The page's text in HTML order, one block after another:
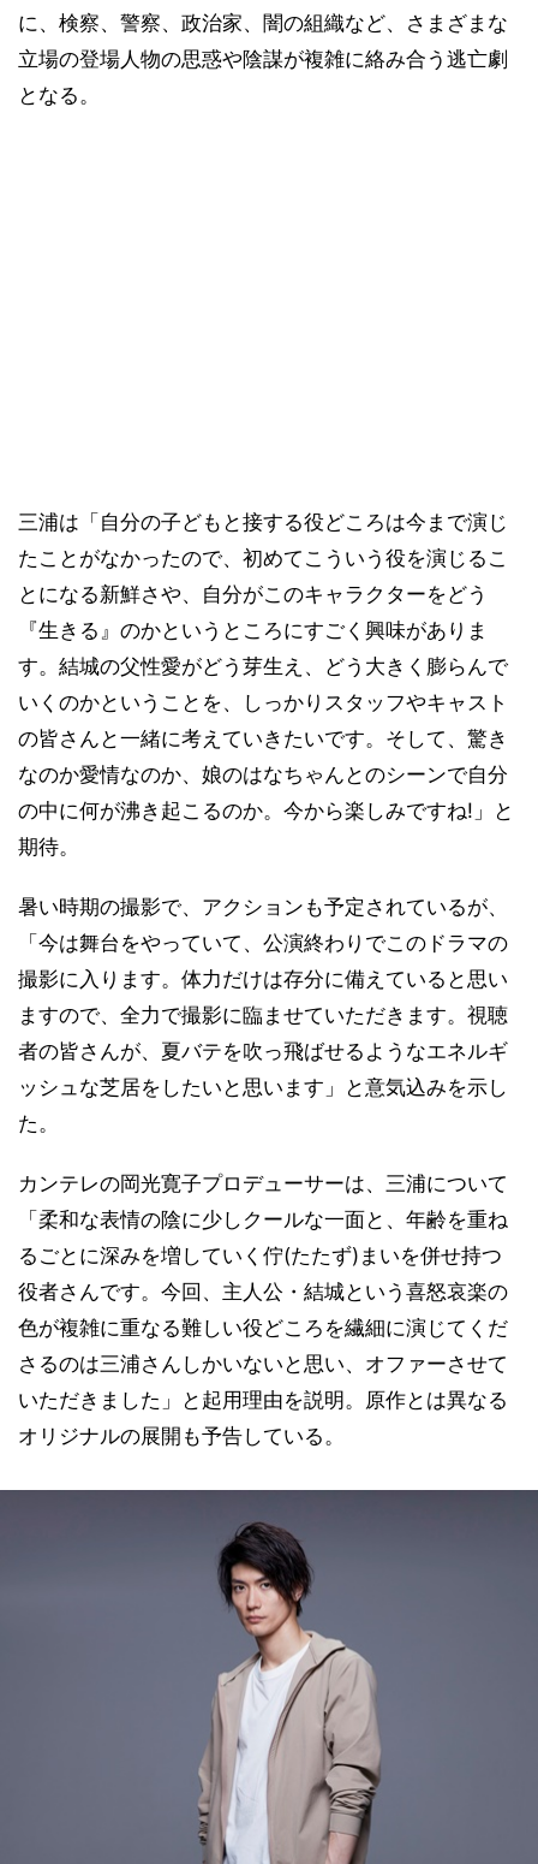
に、検察、警察、政治家、闇の組織など、さまざまな
立場の登場人物の思惑や陰謀が複雑に絡み合う逃亡劇
となる。
三浦は「自分の子どもと接する役どころは今まで演じ
たことがなかったので、初めてこういう役を演じるこ
とになる新鮮さや、自分がこのキャラクターをどう
『生きる』のかというところにすごく興味がありま
す。結城の父性愛がどう芽生え、どう大きく膨らんで
いくのかということを、しっかりスタッフやキャスト
の皆さんと一緒に考えていきたいです。そして、驚き
なのか愛情なのか、娘のはなちゃんとのシーンで自分
の中に何が沸き起こるのか。今から楽しみですね!」と
期待。
暑い時期の撮影で、アクションも予定されているが、
「今は舞台をやっていて、公演終わりでこのドラマの
撮影に入ります。体力だけは存分に備えていると思い
ますので、全力で撮影に臨ませていただきます。視聴
者の皆さんが、夏バテを吹っ飛ばせるようなエネルギ
ッシュな芝居をしたいと思います」と意気込みを示し
た。
カンテレの岡光寛子プロデューサーは、三浦について
「柔和な表情の陰に少しクールな一面と、年齢を重ね
るごとに深みを増していく佇(たたず)まいを併せ持つ
役者さんです。今回、主人公・結城という喜怒哀楽の
色が複雑に重なる難しい役どころを繊細に演じてくだ
さるのは三浦さんしかいないと思い、オファーさせて
いただきました」と起用理由を説明。原作とは異なる
オリジナルの展開も予告している。